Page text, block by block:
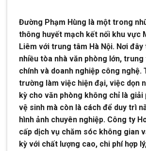
Đường Phạm Hùng là một trong
thông huyết mạch kết nối khu vực
Liêm với trung tâm Hà Nội. Nơi
nhiều tòa nhà văn phòng lớn, trung
chính và doanh nghiệp công nghệ.
trường làm việc hiện đại, việc dọn
kỳ cho văn phòng không chỉ là giải
vệ sinh mà còn là cách để duy trì
hình ảnh chuyên nghiệp. Công ty
cấp dịch vụ chăm sóc không gian
kỳ với chất lượng cao, chi phí hợp